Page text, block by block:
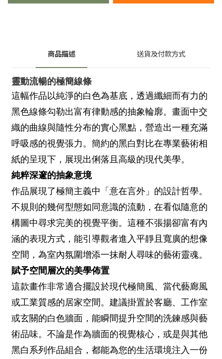
商品描述 送貨及付款方式
靈動流暢的極簡線條
這幅作品以純淨的白色為基底，透過纖細而有力的
黑色線條勾勒出富有律動感的抽象輪廓。畫面中交
織的曲線與隨性分布的實心黑點，營造出一種充滿
呼吸感的視覺張力。簡約的黑白對比在專業藝術相
紙的呈現下，展現出俐落且高級的現代美學。
純粹深邃的抽象意境
作品展現了極簡主義中「意在言外」的設計哲學。
不規則的幾何型態如同意識的流動，在看似隨意的
構圖中尋求完美的視覺平衡。這種不張揚卻富有內
涵的表現方式，能引導觀者進入平靜且寬廣的想像
空間，為室內氛圍增添一抹耐人尋味的藝術靈魂。
賦予空間層次的美學佈置
這款畫作非常適合擺設於現代極簡風、當代藝廊風
或工業質感的居家空間。建議掛置於客廳、工作室
或玄關的白色牆面，能瞬間提升空間的洗鍊感與藝
術品味。不論是作為牆面的視覺核心，或是與其他
黑白系列作品組合，都能為您的生活環境注入一份